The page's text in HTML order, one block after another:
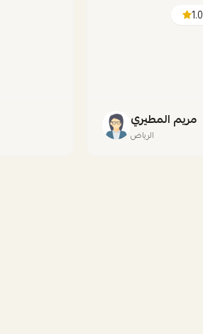
1.0
مريم المطيري
الرياض